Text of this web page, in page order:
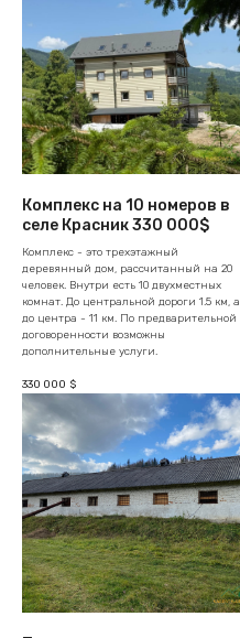
Комплекс на 10 номеров в
селе Красник 330 000$
Комплекс - это трехэтажный
деревянный дом, рассчитанный на 20
человек. Внутри есть 10 двухместных
комнат. До центральной дороги 1.5 км, а
до центра - 11 км. По предварительной
договоренности возможны
дополнительные услуги.
330 000 $